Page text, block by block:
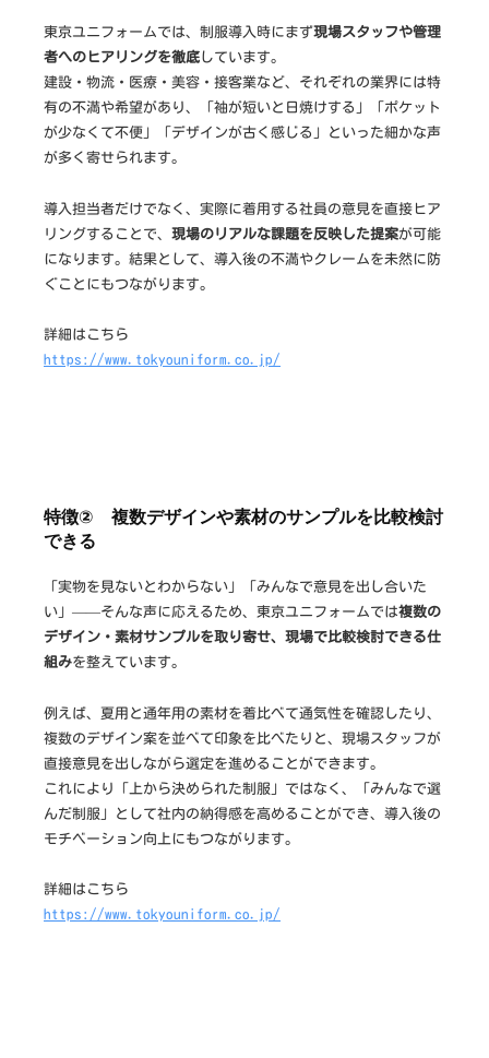
東京ユニフォームでは、制服導入時にまず現場スタッフや管理
者へのヒアリングを徹底しています。
建設・物流・医療・美容・接客業など、それぞれの業界には特
有の不満や希望があり、「袖が短いと日焼けする」「ポケット
が少なくて不便」「デザインが古く感じる」といった細かな声
が多く寄せられます。
導入担当者だけでなく、実際に着用する社員の意見を直接ヒア
リングすることで、 現場のリアルな課題を反映した提案が可能
になります。結果として、導入後の不満やクレームを未然に防
ぐことにもつながります。
詳細はこちら
https://www.tokyouniform.co.jp/
特徴② 複数デザインや素材のサンプルを比較検討
できる
「実物を見ないとわからない」「みんなで意見を出し合いた
い」——そんな声に応えるため、東京ユニフォームでは複数の
デザイン・素材サンプルを取り寄せ、現場で比較検討できる仕
組みを整えています。
例えば、夏用と通年用の素材を着比べて通気性を確認したり、
複数のデザイン案を並べて印象を比べたりと、現場スタッフが
直接意見を出しながら選定を進めることができます。
これにより「上から決められた制服」ではなく、「みんなで選
んだ制服」として社内の納得感を高めることができ、導入後の
モチベーション向上にもつながります。
詳細はこちら
https://www.tokyouniform.co.jp/